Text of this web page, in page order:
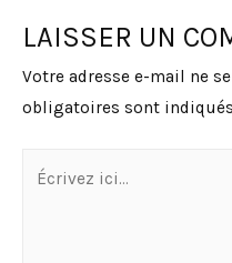
LAISSER UN
Votre adresse e-mail ne
obligatoires sont
Écrivez